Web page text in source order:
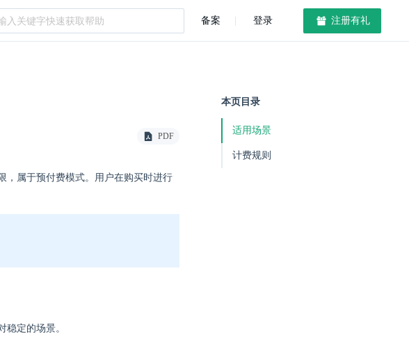
备案 登录 注册有礼
PDF
，属于预付费模式。用户在购买时进行
定的场景。
本页目录
适用场景
计费规则